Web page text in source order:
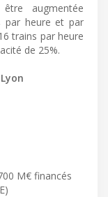
augmentée
par heure et par
trains par heure
de 25%.
M€ financés